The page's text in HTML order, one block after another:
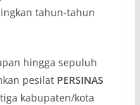
tahun-tahun
hingga sepuluh
pesilat PERSINAS
kabupaten/kota